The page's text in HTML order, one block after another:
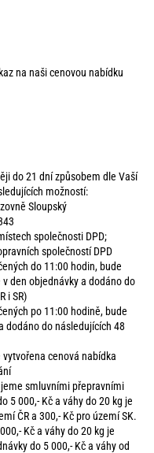
na naši cenovou nabídku
do 21 dní způsobem dle Vaší
možností:
Sloupský
společnosti DPD;
společností DPD
do 11:00 hodin, bude
den objednávky a dodáno do
i SR)
po 11:00 hodině, bude
dodáno do následujících 48
cenová nabídka
smluvními přepravními
5 000,- Kč a váhy do 20 kg je
ČR a 300,- Kč pro území SK.
Kč a váhy do 20 kg je
do 5 000,- Kč a váhy od